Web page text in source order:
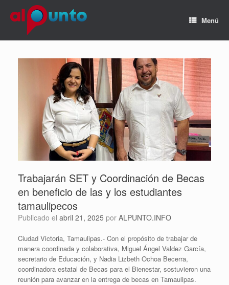
Menú
Trabajarán SET y Coordinación de Becas
en beneficio de las y los estudiantes
tamaulipecos
Publicado el abril 21, 2025 por ALPUNTO.INFO
Ciudad Victoria, Tamaulipas.- Con el propósito de trabajar de
manera coordinada y colaborativa, Miguel Ángel Valdez García,
secretario de Educación, y Nadia Lizbeth Ochoa Becerra,
coordinadora estatal de Becas para el Bienestar, sostuvieron una
reunión para avanzar en la entrega de becas en Tamaulipas.